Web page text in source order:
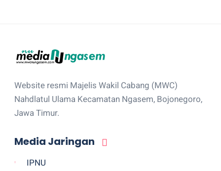
Website resmi Majelis Wakil Cabang (MWC)
Nahdlatul Ulama Kecamatan Ngasem, Bojonegoro,
Jawa Timur.
Media Jaringan
IPNU